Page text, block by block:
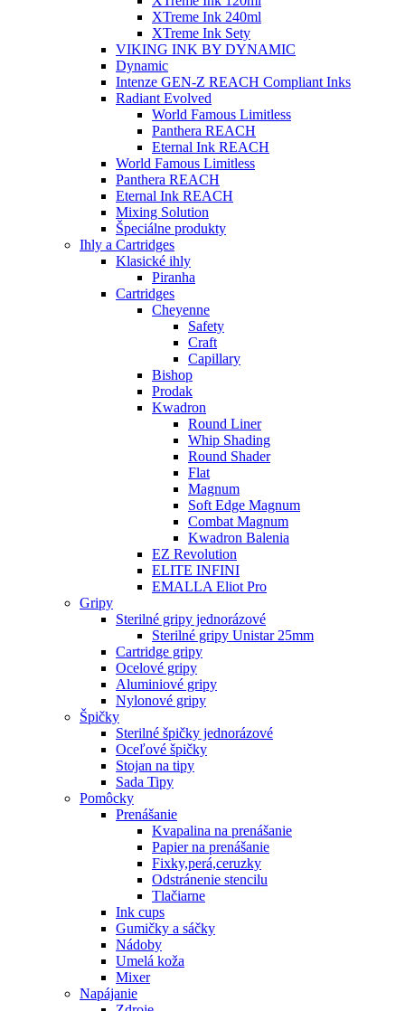
XTreme Ink 240ml
XTreme Ink Sety
VIKING INK BY DYNAMIC
Dynamic
Intenze GEN-Z REACH Compliant Inks
Radiant Evolved
World Famous Limitless
Panthera REACH
Eternal Ink REACH
World Famous Limitless
Panthera REACH
Eternal Ink REACH
Mixing Solution
Špeciálne produkty
Ihly a Cartridges
Klasické ihly
Piranha
Cartridges
Cheyenne
Safety
Craft
Capillary
Bishop
Prodak
Kwadron
Round Liner
Whip Shading
Round Shader
Flat
Magnum
Soft Edge Magnum
Combat Magnum
Kwadron Balenia
EZ Revolution
ELITE INFINI
EMALLA Eliot Pro
Gripy
Sterilné gripy jednorázové
Sterilné gripy Unistar 25mm
Cartridge gripy
Ocelové gripy
Aluminiové gripy
Nylonové gripy
Špičky
Sterilné špičky jednorázové
Oceľové špičky
Stojan na tipy
Sada Tipy
Pomôcky
Prenášanie
Kvapalina na prenášanie
Papier na prenášanie
Fixky,perá,ceruzky
Odstránenie stencilu
Tlačiarne
Ink cups
Gumičky a sáčky
Nádoby
Umelá koža
Mixer
Napájanie